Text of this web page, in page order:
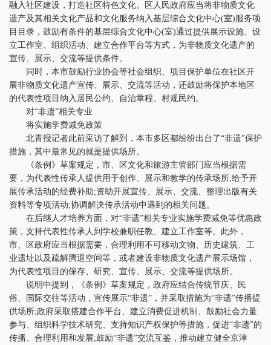
融入社区建设，打造社区特色文化。区人民政府应当将非物质文化
遗产及其相关文化产品和文化服务纳入基层综合文化中心(室)服务项
目目录，鼓励有条件的基层综合文化中心(室)通过提供展示设施、设
立工作室、组织活动、建立合作平台等方式，为非物质文化遗产的
宣传、展示、交流等提供条件。
同时，本市鼓励行业协会等社会组织、项目保护单位在社区开
展非物质文化遗产宣传、展示、交流等活动，还鼓励将保护本地区
的代表性项目纳入居民公约、自治章程、村规民约。
对“非遗”相关专业
将实施学费减免政策
北青报记者此前采访了解到，本市多区都纷纷出台了“非遗”保护
措施，其中最常见的就是提供场所。
《条例》草案规定，市、区文化和旅游主管部门应当根据需
要，为代表性传承人提供用于创作、展示和教学的传承场所;给予开
展传承活动的经费补助;资助开展宣传、展示、交流、整理出版有关
资料等专项活动;协调解决传承活动中遇到的相关问题。
在后继人才培养方面，对“非遗”相关专业实施学费减免等优惠政
策，支持代表性传承人到学校兼职任教、建立工作室等。此外，
市、区政府应当根据需要，合理利用不可移动文物、历史建筑、工
业遗址以及疏解腾退空间等，或者建设非物质文化遗产展示场馆，
为代表性项目的保存、研究、宣传、展示、交流等提供场所。
说明中提到，《条例》草案规定，政府应结合传统节庆、民
俗、国际交往等活动，宣传展示“非遗”，并采取措施为“非遗”传播提
供场所;政府采取搭建合作平台、建立消费促进机制、鼓励社会力量
参与、组织科学技术研究、支持知识产权保护等措施，促进“非遗”的
传播、合理利用和发展;鼓励“非遗”交流互鉴，推动建立健全京津